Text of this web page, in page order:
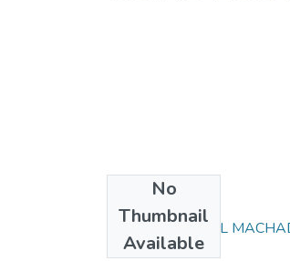
No
Thumbnail
Available
ARTIGO - DANIEL
(971.21 KB)